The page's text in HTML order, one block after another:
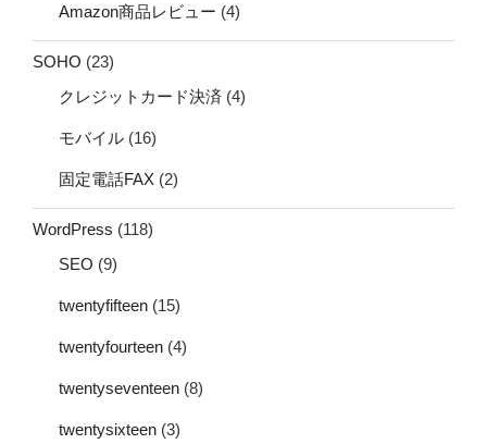
Amazon商品レビュー (4)
SOHO (23)
クレジットカード決済 (4)
モバイル (16)
固定電話FAX (2)
WordPress (118)
SEO (9)
twentyfifteen (15)
twentyfourteen (4)
twentyseventeen (8)
twentysixteen (3)